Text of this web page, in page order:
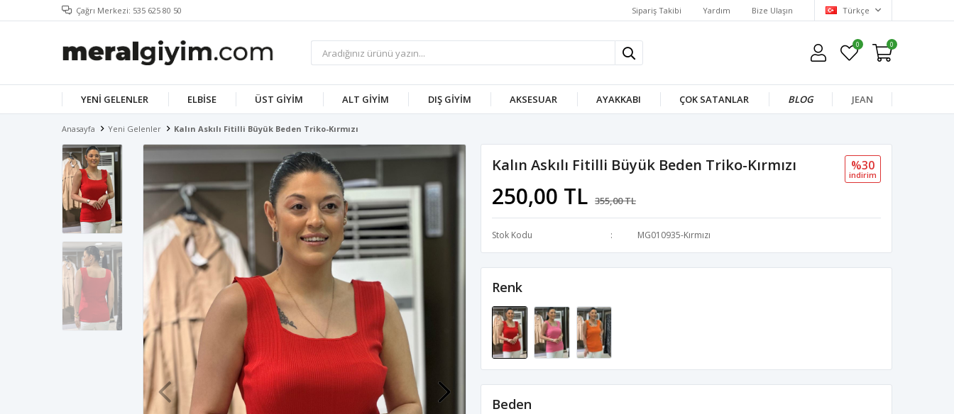
Çağrı Merkezi: 535 625 80 50 Sipariş Takibi Yardım Bize Ulaşın Türkçe
0 0
YENI GELENLER ELBISE ÜST GIYIM ALT GIYIM DIŞ GIYIM AKSESUAR AYAKKABI ÇOK SATANLAR BLOG JEAN
Anasayfa Yeni Gelenler Kalın Askılı Fitilli Büyük Beden Triko-Kırmızı
Kalın Askılı Fitilli Büyük Beden Triko-Kırmızı
250,00 TL 355,00 TL
%30
i̇ndi̇ri̇m
Stok Kodu MG010935-Kırmızı
Renk
Beden